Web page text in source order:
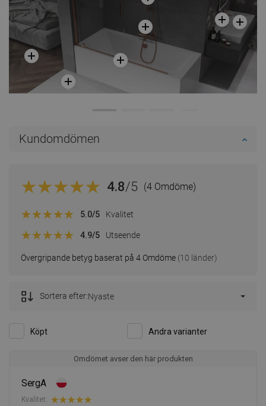
Kundomdömen
4.8/5 (4 Omdöme)
Övergripande betyg baserat på 4 Omdöme (10 länder)
5.0/5 Kvalitet
4.9/5 Utseende
Köpt Andra varianter
Sortera efter:Nyaste
Omdömet avser den här produkten
SergA
Kvalitet: